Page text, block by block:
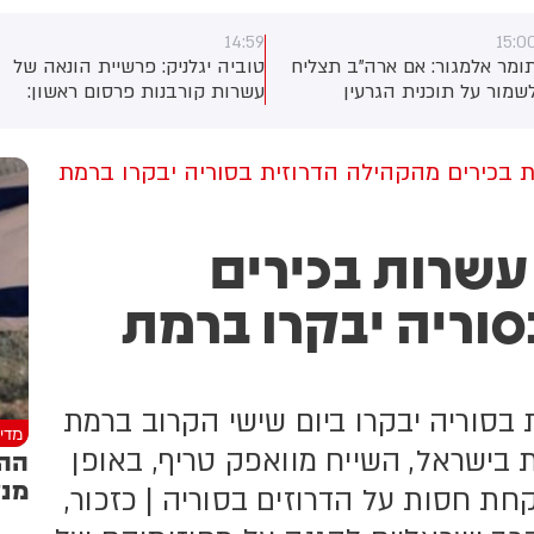
אלמגור: אם ארה"ב תצליח
על תוכנית הגרעין
צפוי להיות נכון יותר להאריך את
הפסקת האש הנוכחית ללא
צפוי גם להסיר את המצור הצבאי
האמריקני על נמלי איראן, אם
תפתח מחדש לחלוטין את
14:59
טוביה יגלניק: פרשיית הונאה של
עשרות קורבנות פרסום ראשון:
קורבנות - באמצעות פשיעה
מקוונת. ישנם מספר עצורים.
מהקהילה הדרוזית בסוריה יבקרו ברמת
בכירים
יבקרו ברמת
בסוריה יבקרו ביום שישי הקרוב ברמת
בישראל, השייח מוואפק טריף, באופן
חסות על הדרוזים בסוריה | כזכור,